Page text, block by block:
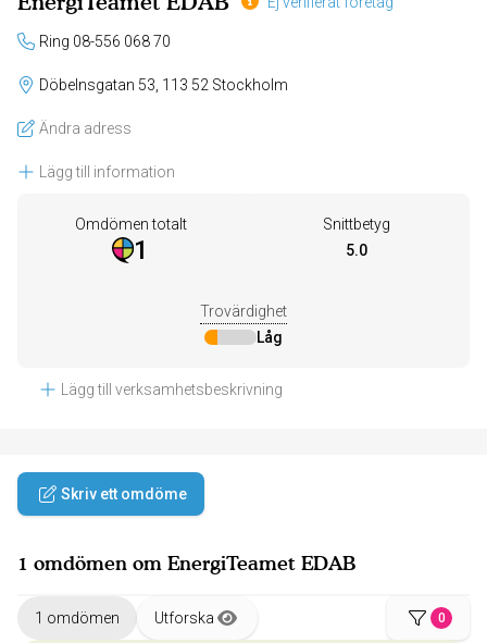
Ring 08-556 068 70
Döbelnsgatan 53, 113 52 Stockholm
Ändra adress
Lägg till information
Omdömen totalt
1
Snittbetyg
5.0
Trovärdighet
Låg
Lägg till verksamhetsbeskrivning
Skriv ett omdöme
1 omdömen om EnergiTeamet EDAB
1 omdömen Utforska 0